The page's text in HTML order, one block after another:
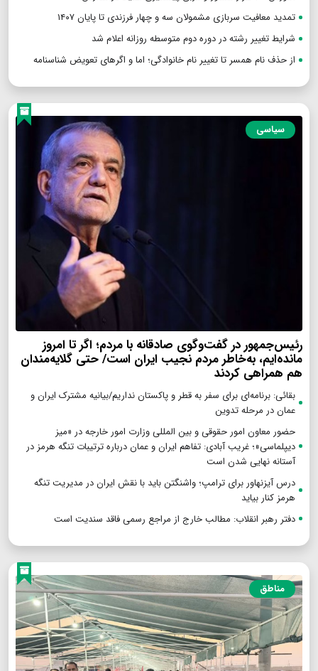
تمدید معافیت سربازی مشمولان سه و چهار فرزندی تا پایان ۱۴۰۷
شرایط تغییر رشته در دوره دوم متوسطه روزانه اعلام شد
از حذف نام همسر تا تغییر نام خانوادگی؛ اما و اگرهای تعویض شناسنامه
سیاسی
رئیس‌جمهور در گفت‌وگوی صادقانه با مردم؛ اگر تا امروز
مانده‌ایم، به‌خاطر مردم نجیب ایران است/ حتی گلایه‌مندان
هم همراهی کردند
بقائی: برنامه‌ای برای سفر به قطر و پاکستان نداریم/بیانیه مشترک ایران و
عمان در مرحله تدوین
حضور معاون امور حقوقی و بین المللی وزارت امور خارجه در «میز
دیپلماسی»؛ غریب آبادی: تفاهم ایران و عمان درباره ترتیبات تنگه هرمز در
آستانه نهایی شدن است
درس آیزنهاور برای ترامپ؛ واشنگتن باید با نقش ایران در مدیریت تنگه
هرمز کنار بیاید
دفتر رهبر انقلاب: مطالب خارج از مراجع رسمی فاقد سندیت است
مناطق